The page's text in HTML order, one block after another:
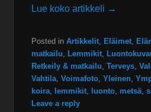
Lue koko artikkeli →
Posted in Artikkelit, Eläimet,
matkailu, Lemmikit,
Retkeily & matkailu,Terveys,
Vahtila,Voimafoto,Yleinen,
koira, lemmikit, luonto, metsä,
Leave a reply